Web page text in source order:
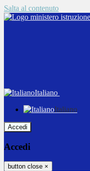
Salta al contenuto
Italiano
Italiano
Accedi
Accedi
button close ×